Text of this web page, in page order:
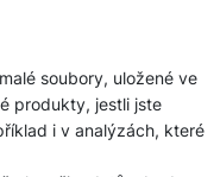
soubory, uložené ve
produkty, jestli jste
i v analýzách, které